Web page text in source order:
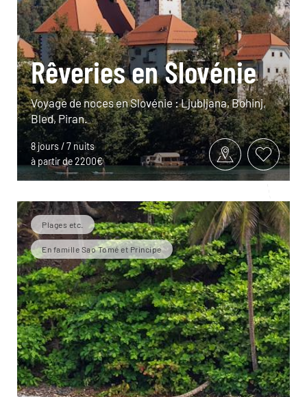
Rêveries en Slovénie
Voyage de noces en Slovénie : Ljubljana, Bohinj,
Bled, Piran.
8 jours / 7 nuits
à partir de 2200€
Plages etc.
En famille Sao Tomé et Principe